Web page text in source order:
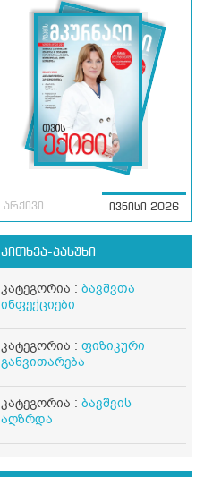
არქივი ივნისი 2026
კითხვა-პასუხი
კატეგორია : ბავშვთა
ინფექციები
კატეგორია : ფიზიკური
განვითარება
კატეგორია : ბავშვის
აღზრდა